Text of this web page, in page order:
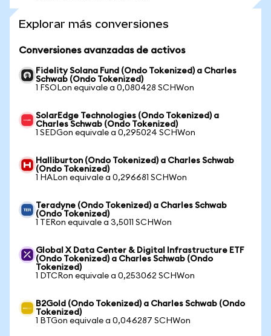
Explorar más conversiones
Conversiones avanzadas de activos
Fidelity Solana Fund (Ondo Tokenized) a Charles
Schwab (Ondo Tokenized)
1 FSOLon equivale a 0,080428 SCHWon
SolarEdge Technologies (Ondo Tokenized) a
Charles Schwab (Ondo Tokenized)
1 SEDGon equivale a 0,295024 SCHWon
Halliburton (Ondo Tokenized) a Charles Schwab
(Ondo Tokenized)
1 HALon equivale a 0,296681 SCHWon
Teradyne (Ondo Tokenized) a Charles Schwab
(Ondo Tokenized)
1 TERon equivale a 3,5011 SCHWon
Global X Data Center & Digital Infrastructure ETF
(Ondo Tokenized) a Charles Schwab (Ondo
Tokenized)
1 DTCRon equivale a 0,253062 SCHWon
B2Gold (Ondo Tokenized) a Charles Schwab (Ondo
Tokenized)
1 BTGon equivale a 0,046287 SCHWon